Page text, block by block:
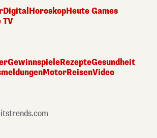
DigitalHoroskopHeute Games
TV
GewinnspieleRezepteGesundheit
MotorReisenVideo